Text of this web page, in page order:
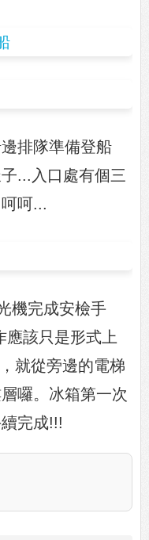
排隊準備登船
...入口處有個三
呵...
機完成安檢手
應該只是形式上
就從旁邊的電梯
囉。冰箱第一次
完成!!!